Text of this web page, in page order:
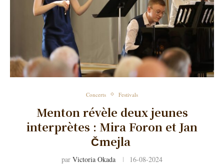
Concerts Festivals
Menton révèle deux jeunes
interprètes : Mira Foron et Jan
Čmejla
par Victoria Okada 16-08-2024